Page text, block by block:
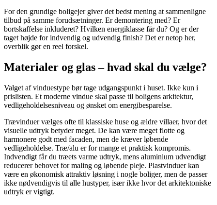
For den grundige boligejer giver det bedst mening at sammenligne
tilbud på samme forudsætninger. Er demontering med? Er
bortskaffelse inkluderet? Hvilken energiklasse får du? Og er der
taget højde for indvendig og udvendig finish? Det er netop her,
overblik gør en reel forskel.
Materialer og glas – hvad skal du vælge?
Valget af vinduestype bør tage udgangspunkt i huset. Ikke kun i
prislisten. Et moderne vindue skal passe til boligens arkitektur,
vedligeholdelsesniveau og ønsket om energibesparelse.
Trævinduer vælges ofte til klassiske huse og ældre villaer, hvor det
visuelle udtryk betyder meget. De kan være meget flotte og
harmonere godt med facaden, men de kræver løbende
vedligeholdelse. Træ/alu er for mange et praktisk kompromis.
Indvendigt får du træets varme udtryk, mens aluminium udvendigt
reducerer behovet for maling og løbende pleje. Plastvinduer kan
være en økonomisk attraktiv løsning i nogle boliger, men de passer
ikke nødvendigvis til alle hustyper, især ikke hvor det arkitektoniske
udtryk er vigtigt.